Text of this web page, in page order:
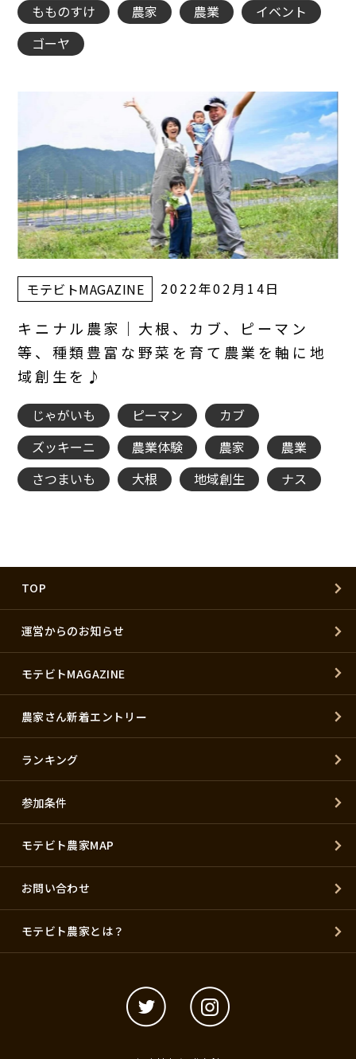
もものすけ
農家 農業
イベント
ゴーヤ
モテビトMAGAZINE 2022年02月14日
キニナル農家｜大根、カブ、ピーマン
等、種類豊富な野菜を育て農業を軸に地
域創生を♪
じゃがいも ピーマン
カブ
ズッキーニ
農業体験 農家
農業
さつまいも
大根 地域創生 ナス
TOP
運営からのお知らせ
モテビトMAGAZINE
農家さん新着エントリー
ランキング
参加条件
モテビト農家MAP
お問い合わせ
モテビト農家とは？